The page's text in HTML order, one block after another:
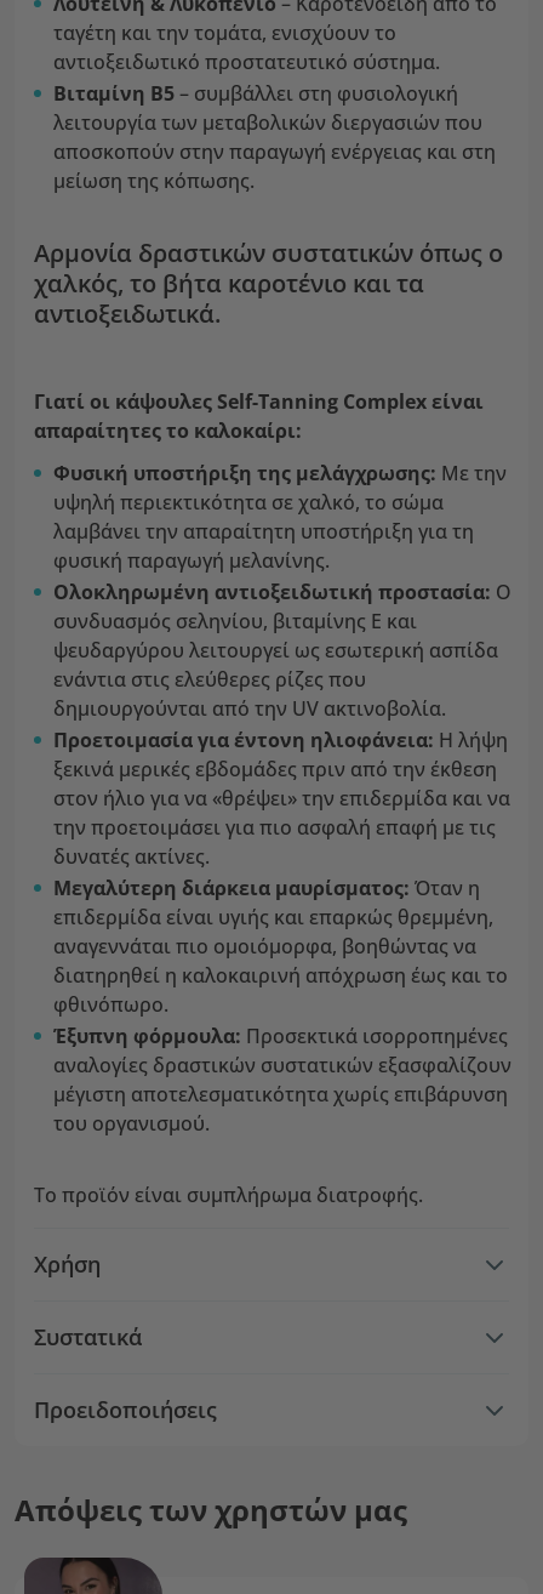
ταγέτη και την τομάτα, ενισχύουν το
αντιοξειδωτικό προστατευτικό σύστημα.
Βιταμίνη Β5– συμβάλλει στη φυσιολογική
λειτουργία των μεταβολικών διεργασιών που
αποσκοπούν στην παραγωγή ενέργειας και στη
μείωση της κόπωσης.
Αρμονία δραστικών συστατικών όπως ο
χαλκός, το βήτα καροτένιο και τα
αντιοξειδωτικά.
Γιατί οι κάψουλες Self-Tanning Complex είναι
απαραίτητες το καλοκαίρι:
Φυσική υποστήριξη της μελάγχρωσης: Με την
υψηλή περιεκτικότητα σε χαλκό, το σώμα
λαμβάνει την απαραίτητη υποστήριξη για τη
φυσική παραγωγή μελανίνης.
Ολοκληρωμένη αντιοξειδωτική προστασία: Ο
συνδυασμός σεληνίου, βιταμίνης Ε και
ψευδαργύρου λειτουργεί ως εσωτερική ασπίδα
ενάντια στις ελεύθερες ρίζες που
δημιουργούνται από την UV ακτινοβολία.
Προετοιμασία για έντονη ηλιοφάνεια: Η λήψη
ξεκινά μερικές εβδομάδες πριν από την έκθεση
στον ήλιο για να «θρέψει» την επιδερμίδα και να
την προετοιμάσει για πιο ασφαλή επαφή με τις
δυνατές ακτίνες.
Μεγαλύτερη διάρκεια μαυρίσματος: Όταν η
επιδερμίδα είναι υγιής και επαρκώς θρεμμένη,
αναγεννάται πιο ομοιόμορφα, βοηθώντας να
διατηρηθεί η καλοκαιρινή απόχρωση έως και το
φθινόπωρο.
Έξυπνη φόρμουλα: Προσεκτικά ισορροπημένες
αναλογίες δραστικών συστατικών εξασφαλίζουν
μέγιστη αποτελεσματικότητα χωρίς επιβάρυνση
του οργανισμού.
Το προϊόν είναι συμπλήρωμα διατροφής.
Χρήση
Συστατικά
Προειδοποιήσεις
Απόψεις των χρηστών μας